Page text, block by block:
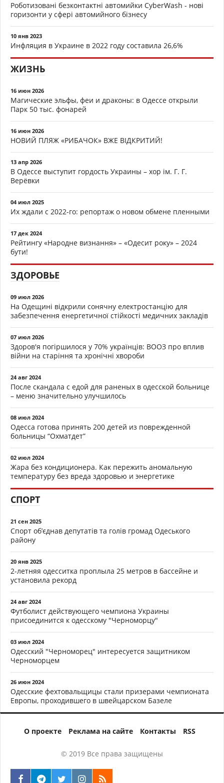
Роботизовані безконтактні автомийки CyberWash - нові
горизонти у сфері автомийного бізнесу
10 янв 2023
Инфляция в Украине в 2022 году составила 26,6%
ЖИЗНЬ
16 июн 2026
Магические эльфы, феи и драконы: в Одессе открыли
Парк 50 тыс. фонарей
16 июн 2026
НОВИЙ ПЛЯЖ «РИБАЧОК» ВЖЕ ВІДКРИТИЙ!
13 апр 2026
В Одессе выступит гордость Украины – хор ім. Г. Г.
Верёвки
04 июл 2025
Их ждали с 2022-го: репортаж о новом обмене пленными
17 дек 2024
Рейтингу «Народне визнання» – «Одесит року» – 2024
бути!
ЗДОРОВЬЕ
09 июл 2026
На Одещині відкрили сонячну електростанцію для
забезпечення енергетичної стійкості медичних закладів
07 июл 2026
Здоров'я погіршилося у 70% українців: ВООЗ про вплив
війни на старіння та хронічні хвороби
24 авг 2024
После скандала с едой для раненых в одесской больнице
– меню значительно улучшилось
08 июл 2024
Одесса готова принять 200 детей из поврежденной
больницы “Охматдет”
02 июл 2024
Жара без кондиционера. Как пережить аномальную
температуру без вреда здоровью и энергетике
СПОРТ
21 сен 2025
Спорт об’єднав депутатів та голів громад Одеського
району
20 янв 2025
2-летняя одесситка проплыла 25 метров в бассейне и
установила рекорд
24 авг 2024
Футболист действующего чемпиона Украины
присоединится к одесскому "Черноморцу"
03 июл 2024
Одесский "Черноморец" интересуется защитником
Черноморцем
26 июн 2024
Одесские фехтовальщицы стали призерами чемпионата
Европы, проходившего в швейцарском Базеле
О проекте Реклама на сайте Контакты RSS
© 2019 Все права защищены